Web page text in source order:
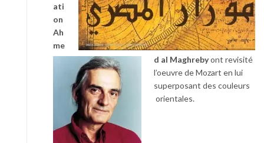
ati
on
Ah
me
d al Maghrebyont revisité
l’oeuvre de Mozart en lui
superposant des couleurs
orientales.